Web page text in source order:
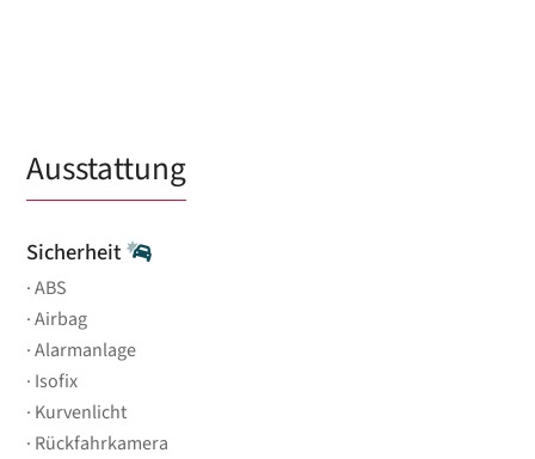
Ausstattung
Sicherheit
ABS
Airbag
Alarmanlage
Isofix
Kurvenlicht
Rückfahrkamera